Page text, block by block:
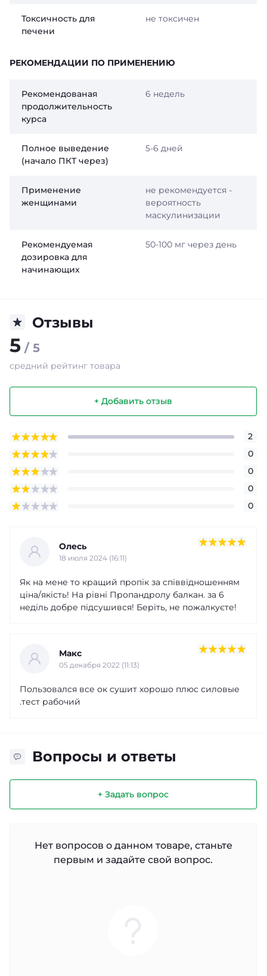
Токсичность для
печени
не токсичен
РЕКОМЕНДАЦИИ ПО ПРИМЕНЕНИЮ
Рекомендованая
продолжительность
курса
6 недель
Полное выведение
(начало ПКТ через)
5-6 дней
Применение
женщинами
не рекомендуется -
вероятность
маскулинизации
Рекомендуемая
дозировка для
начинающих
50-100 мг через день
Отзывы
5 / 5
средний рейтинг товара
+ Добавить отзыв
2
0
0
0
0
Олесь
18 июля 2024 (16:11)
Як на мене то кращий пропік за співвідношенням
ціна/якість! На рівні Пропандролу балкан. за 6
неділь добре підсушився! Беріть, не пожалкуєте!
Макс
05 декабря 2022 (11:13)
Пользовался все ок сушит хорошо плюс силовые
.тест рабочий
Вопросы и ответы
+ Задать вопрос
Нет вопросов о данном товаре, станьте
первым и задайте свой вопрос.